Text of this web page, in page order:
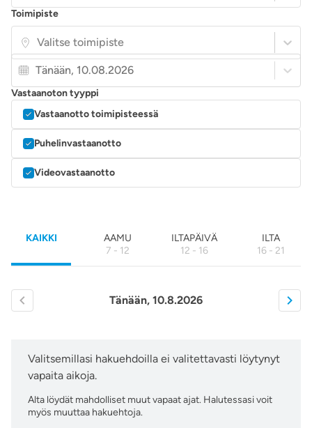
Toimipiste
Valitse toimipiste
Vastaanoton tyyppi
Vastaanotto toimipisteessä
Puhelinvastaanotto
Videovastaanotto
Tänään, 10.08.2026
KAIKKI
AAMU
7 - 12
ILTAPÄIVÄ
12 - 16
ILTA
16 - 21
Tänään, 10.8.2026
Valitsemillasi hakuehdoilla ei valitettavasti löytynyt
vapaita aikoja.
Alta löydät mahdolliset muut vapaat ajat. Halutessasi voit
myös muuttaa hakuehtoja.